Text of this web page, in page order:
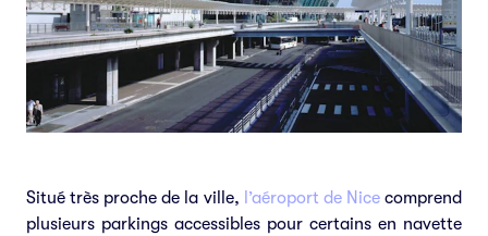
Situé très proche de la ville, l’aéroport de Nicecomprend
plusieurs parkings accessibles pour certains en navette